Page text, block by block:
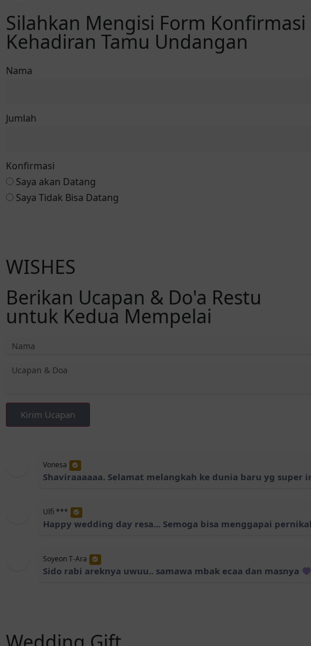
Silahkan Mengisi Form Konfirmasi
Kehadiran Tamu Undangan
Nama
Jumlah
Konfirmasi
Saya akan Datang
Saya Tidak Bisa Datang
WISHES
Berikan Ucapan & Do'a Restu
untuk Kedua Mempelai
Kirim Ucapan
Vonesa
Shaviraaaaaa. Selamat melangkah ke dunia baru yg super
Ulfi ***
Happy wedding day resa... Semoga bisa menggapai
Soyeon T-Ara
Sido rabi areknya uwuu.. samawa mbak ecaa dan masnya